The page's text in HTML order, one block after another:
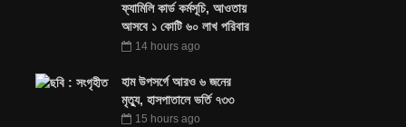
ফ্যামিলি কার্ড কর্মসূচি, আওতায়
আসবে ১ কোটি ৬০ লাখ পরিবার
14 hours ago
হাম উপসর্গে আরও ৬ জনের
মৃত্যু, হাসপাতালে ভর্তি ৭৩৩
15 hours ago